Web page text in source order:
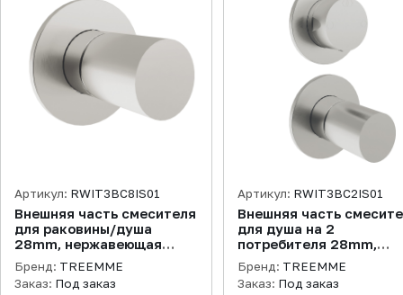
Артикул: RWIT3BC8IS01
Внешняя часть смесителя
для раковины/душа
28mm, нержавеющая
сталь брашированная
Бренд: TREEMME
Заказ: Под заказ
Артикул: RWIT3BC2IS01
Внешняя часть
для душа на 2
потребителя 28mm,
нержавеющая сталь
брашированная
Бренд: TREEMME
Заказ: Под заказ